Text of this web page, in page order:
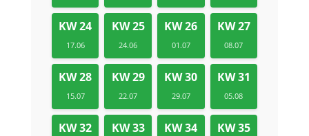
KW 24
17.06
KW 25
24.06
KW 26
01.07
KW 27
08.07
KW 28
15.07
KW 29
22.07
KW 30
29.07
KW 31
05.08
KW 32 KW 33 KW 34 KW 35